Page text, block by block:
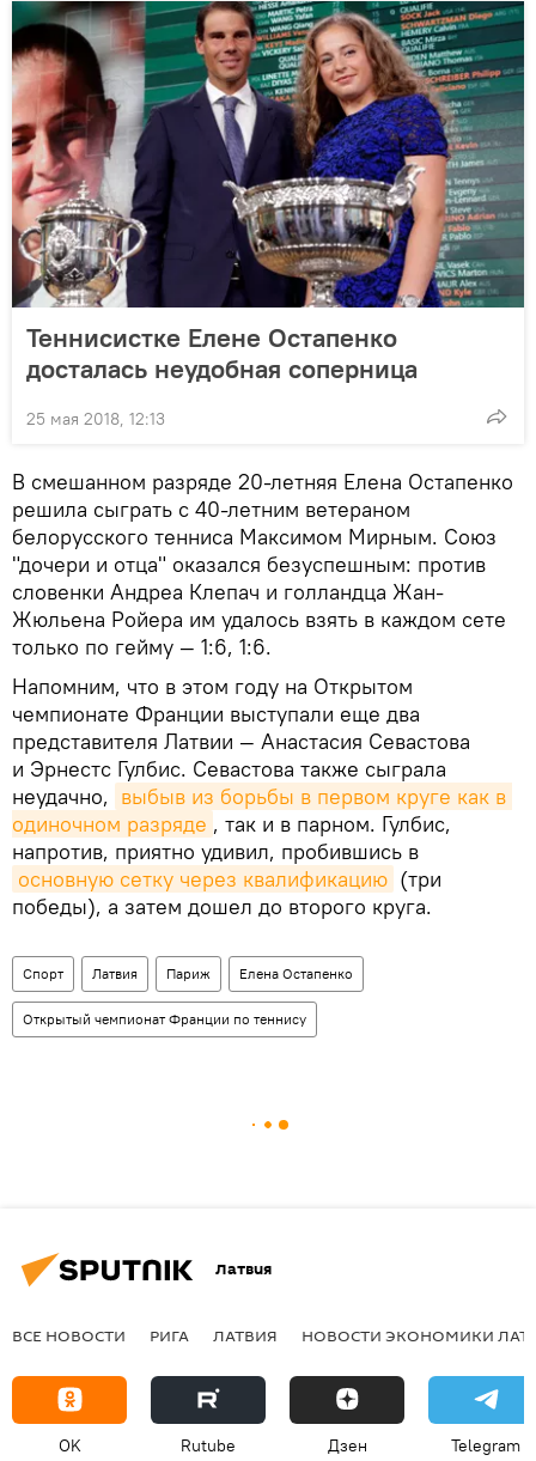
Теннисистке Елене Остапенко
досталась неудобная соперница
25 мая 2018, 12:13
В смешанном разряде 20-летняя Елена Остапенко
решила сыграть с 40-летним ветераном
белорусского тенниса Максимом Мирным. Союз
"дочери и отца" оказался безуспешным: против
словенки Андреа Клепач и голландца Жан-
Жюльена Ройера им удалось взять в каждом сете
только по гейму — 1:6, 1:6.
Напомним, что в этом году на Открытом
чемпионате Франции выступали еще два
представителя Латвии — Анастасия Севастова
и Эрнестс Гулбис. Севастова также сыграла
неудачно, выбыв из борьбы в первом круге как в
одиночном разряде , так и в парном. Гулбис,
напротив, приятно удивил, пробившись в
основную сетку через квалификацию (три
победы), а затем дошел до второго круга.
Спорт Латвия Париж Елена Остапенко
Открытый чемпионат Франции по теннису
Латвия
ВСЕ НОВОСТИ РИГА ЛАТВИЯ НОВОСТИ ЭКОНОМИКИ
OK Rutube Дзен Telegram